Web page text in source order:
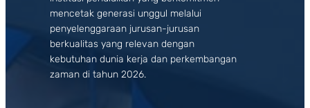
mencetak generasi unggul melalui
penyelenggaraan jurusan-jurusan
berkualitas yang relevan dengan
kebutuhan dunia kerja dan perkembangan
zaman di tahun 2026.